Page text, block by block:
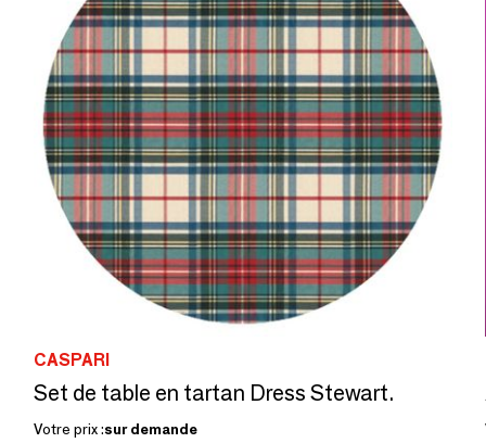
CASPARI
Set de table en tartan Dress Stewart.
Votre prix :sur demande